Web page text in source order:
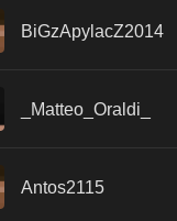
BiGzApylacZ2014
_Matteo_Oraldi_
Antos2115